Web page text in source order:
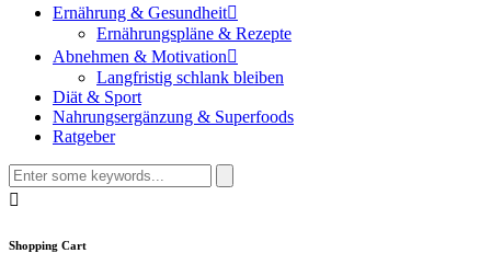
Ernährung & Gesundheit
Ernährungspläne & Rezepte
Abnehmen & Motivation
Langfristig schlank bleiben
Diät & Sport
Nahrungsergänzung & Superfoods
Ratgeber
Search
for:
Shopping Cart